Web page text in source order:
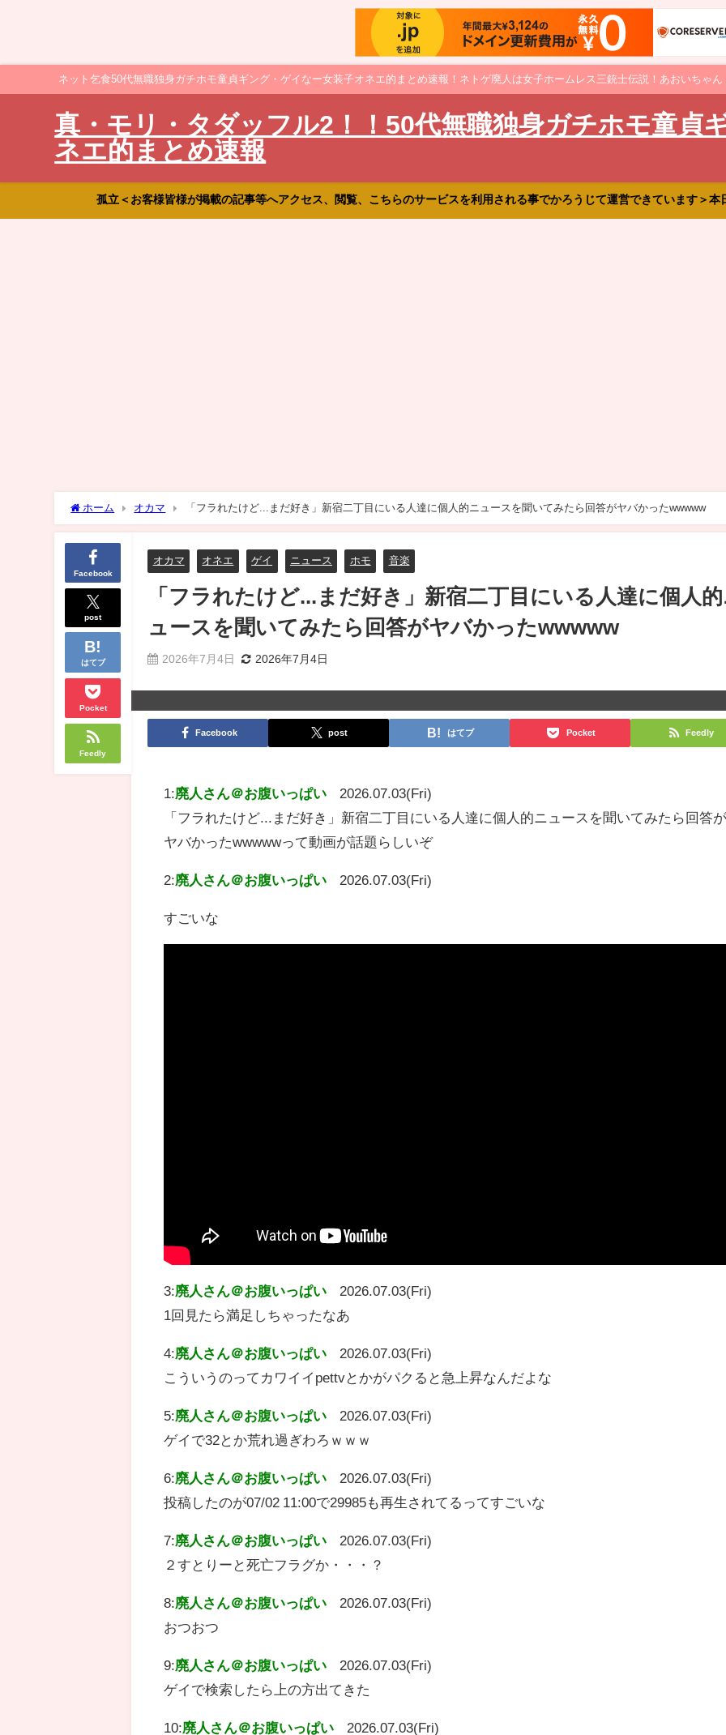
ネット乞食50代無職独身ガチホモ童貞ギング・ゲイなー女装子オネエ的まとめ速報！ネトゲ廃人は女子ホームレス三銃士伝説！あおいちゃ
真・モリ・タダッフル2！！50代無職独身ガチホモ童貞
ネエ的まとめ速報
孤立＜お客様皆様が掲載の記事等へアクセス、閲覧、こちらのサービスを利用される事でかろうじて運営できています＞
ホーム オカマ 「フラれたけど...まだ好き」新宿二丁目にいる人達に個人的ニュースを聞いてみたら回答がヤバかったwwwww
Facebook
post
はてブ
Pocket
Feedly
オカマ オネエ ゲイ ニュース ホモ 音楽
「フラれたけど...まだ好き」新宿二丁目にいる人達に個人
ュースを聞いてみたら回答がヤバかったwwwww
2026年7月4日 2026年7月4日
Facebook post はてブ Pocket Feedly
1:廃人さん＠お腹いっぱい
2026.07.03(Fri)
「フラれたけど...まだ好き」新宿二丁目にいる人達に個人的ニュースを聞いてみたら回答
ヤバかったwwwwwって動画が話題らしいぞ
2:廃人さん＠お腹いっぱい 2026.07.03(Fri)
すごいな
3:廃人さん＠お腹いっぱい
2026.07.03(Fri)
1回見たら満足しちゃったなあ
4:廃人さん＠お腹いっぱい
2026.07.03(Fri)
こういうのってカワイイpettvとかがパクると急上昇なんだよな
5:廃人さん＠お腹いっぱい
2026.07.03(Fri)
ゲイで32とか荒れ過ぎわろｗｗｗ
6:廃人さん＠お腹いっぱい
2026.07.03(Fri)
投稿したのが07/02 11:00で29985も再生されてるってすごいな
7:廃人さん＠お腹いっぱい
2026.07.03(Fri)
２すとりーと死亡フラグか・・・？
8:廃人さん＠お腹いっぱい
2026.07.03(Fri)
おつおつ
9:廃人さん＠お腹いっぱい
2026.07.03(Fri)
ゲイで検索したら上の方出てきた
10:廃人さん＠お腹いっぱい
2026.07.03(Fri)